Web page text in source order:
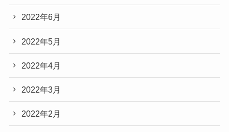
2022年6月
2022年5月
2022年4月
2022年3月
2022年2月